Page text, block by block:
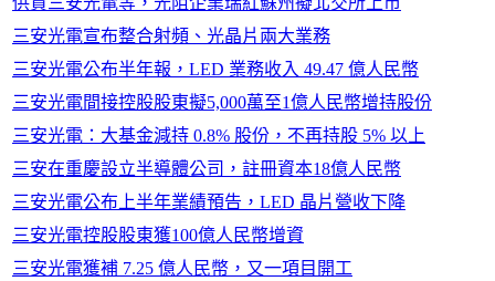
三安光電宣布整合射頻、光晶片兩大業務
三安光電公布半年報，LED 業務收入 49.47 億人民幣
三安光電間接控股股東擬5,000萬至1億人民幣增持股份
三安光電：大基金減持 0.8% 股份，不再持股 5% 以上
三安在重慶設立半導體公司，註冊資本18億人民幣
三安光電公布上半年業績預告，LED 晶片營收下降
三安光電控股股東獲100億人民幣增資
三安光電獲補 7.25 億人民幣，又一項目開工